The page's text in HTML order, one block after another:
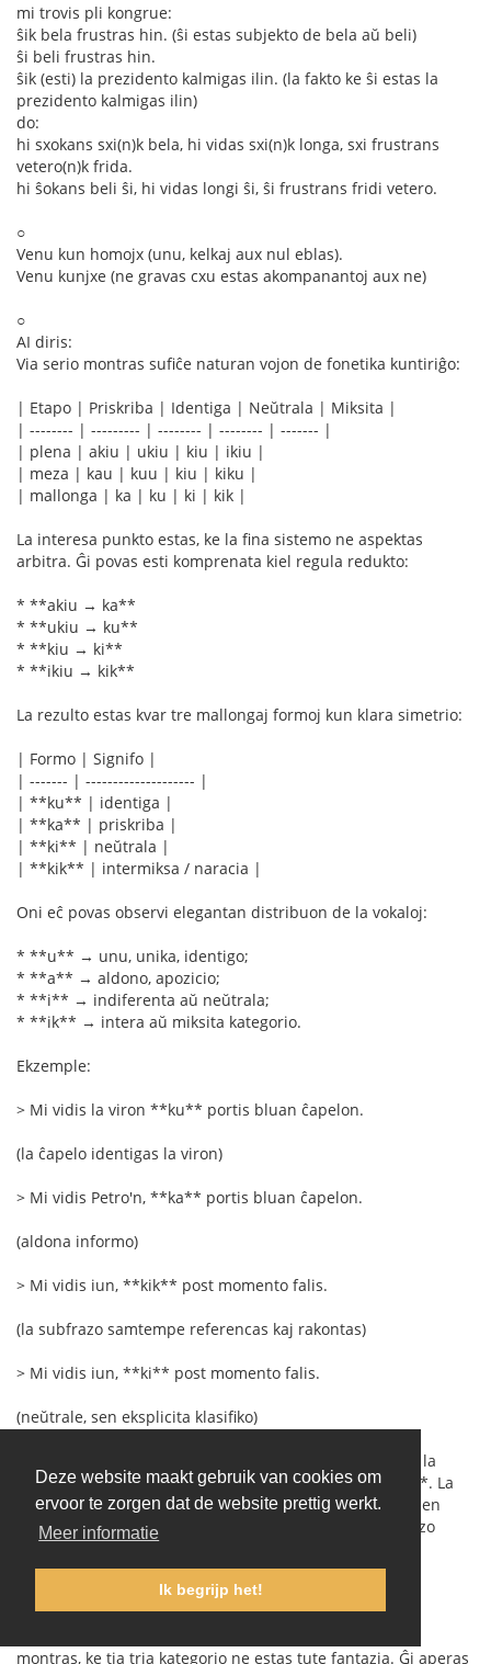
Deze website maakt gebruik van cookies om
ervoor te zorgen dat de website prettig werkt.
Meer informatie
Ik begrijp het!
mi trovis pli kongrue:
ŝik bela frustras hin. (ŝi estas subjekto de bela aŭ beli)
ŝi beli frustras hin.
ŝik (esti) la prezidento kalmigas ilin. (la fakto ke ŝi estas la
prezidento kalmigas ilin)
do:
hi sxokans sxi(n)k bela, hi vidas sxi(n)k longa, sxi frustrans
vetero(n)k frida.
hi ŝokans beli ŝi, hi vidas longi ŝi, ŝi frustrans fridi vetero.
○
Venu kun homojx (unu, kelkaj aux nul eblas).
Venu kunjxe (ne gravas cxu estas akompanantoj aux ne)
○
AI diris:
Via serio montras sufiĉe naturan vojon de fonetika kuntiriĝo:
| Etapo | Priskriba | Identiga | Neŭtrala | Miksita |
| -------- | --------- | -------- | -------- | ------- |
| plena | akiu | ukiu | kiu | ikiu |
| meza | kau | kuu | kiu | kiku |
| mallonga | ka | ku | ki | kik |
La interesa punkto estas, ke la fina sistemo ne aspektas
arbitra. Ĝi povas esti komprenata kiel regula redukto:
* **akiu → ka**
* **ukiu → ku**
* **kiu → ki**
* **ikiu → kik**
La rezulto estas kvar tre mallongaj formoj kun klara simetrio:
| Formo | Signifo |
| ------- | -------------------- |
| **ku** | identiga |
| **ka** | priskriba |
| **ki** | neŭtrala |
| **kik** | intermiksa / naracia |
Oni eĉ povas observi elegantan distribuon de la vokaloj:
* **u** → unu, unika, identigo;
* **a** → aldono, apozicio;
* **i** → indiferenta aŭ neŭtrala;
* **ik** → intera aŭ miksita kategorio.
Ekzemple:
> Mi vidis la viron **ku** portis bluan ĉapelon.
(la ĉapelo identigas la viron)
> Mi vidis Petro'n, **ka** portis bluan ĉapelon.
(aldona informo)
> Mi vidis iun, **kik** post momento falis.
(la subfrazo samtempe referencas kaj rakontas)
> Mi vidis iun, **ki** post momento falis.
(neŭtrale, sen eksplicita klasifiko)
La plej granda malfacilaĵo ne estus la formoj mem, sed la
bezono de interkonsento pri la preciza difino de **kik**. La
kategorioj "identiga" kaj "priskriba" estas bone konataj en
lingvistiko, sed la "miksita" aŭ "naracia" relativa subfrazo
estas malpli firme difinita. Tamen ĝuste via komenca
ekzemplo:
> Ni observis iun, kiu post minuto falis.
montras, ke tia tria kategorio ne estas tute fantazia. Ĝi aperas